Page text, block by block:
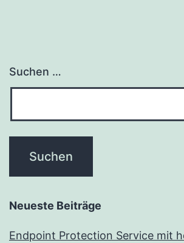
Suchen …
Neueste Beiträge
Endpoint Protection Service mit